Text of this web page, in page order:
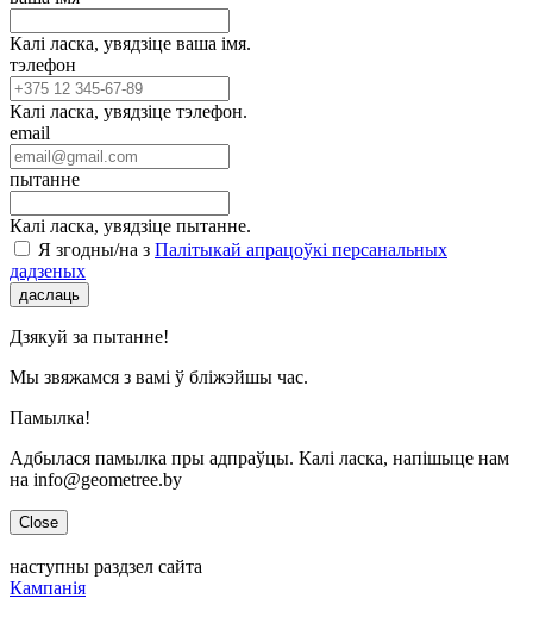
Калі ласка, увядзіце ваша імя.
тэлефон
Калі ласка, увядзіце тэлефон.
email
пытанне
Калі ласка, увядзіце пытанне.
Я згодны/на з Палітыкай апрацоўкі персанальных
дадзеных
даслаць
Дзякуй за пытанне!
Мы звяжамся з вамі ў бліжэйшы час.
Памылка!
Адбылася памылка пры адпраўцы. Калі ласка, напішыце нам
на info@geometree.by
Close
наступны раздзел сайта
Кампанія